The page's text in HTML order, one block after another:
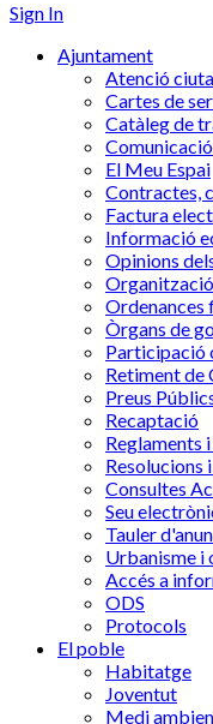
Sign In
Ajuntament
Atenció
Cartes de
Catàleg de
Comunicació
El Meu Espai
Contractes,
Factura
Informació
Opinions
Ordenances
Òrgans de
Participació
Retiment de
Preus
Recaptació
Reglaments
Resolucions
Consultes
Seu
Tauler
Urbanisme i
Accés a
ODS
Protocols
El poble
Habitatge
Joventut
Medi